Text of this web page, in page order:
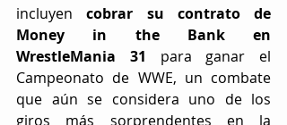
incluyen cobrar su contrato de
Money in the Bank en
WrestleMania 31 para ganar el
Campeonato de WWE, un combate
que aún se considera uno de los
giros más sorprendentes en la